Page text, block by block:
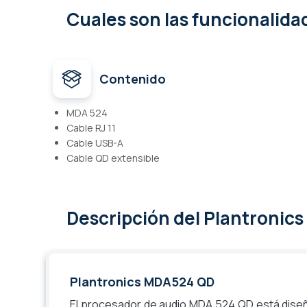
Cuales son las
Contenido
MDA 524
Cable RJ 11
Cable USB-A
Cable QD extensible
Descripción del Plantronics
Plantronics MDA524 QD